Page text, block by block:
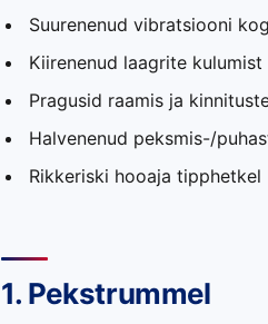
Suurenenud vibratsiooni
Kiirenenud laagrite kulumist
Pragusid raamis ja
Halvenenud peksmis-/
Rikkeriski hooaja tipphetkel
1. Pekstrummel